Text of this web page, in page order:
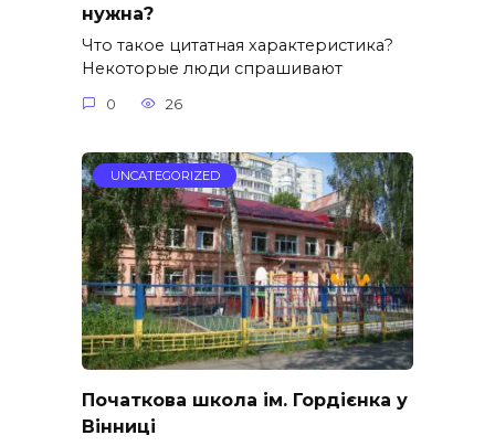
нужна?
Что такое цитатная характеристика?
Некоторые люди спрашивают
0 26
UNCATEGORIZED
Початкова школа ім. Гордієнка у
Вінниці